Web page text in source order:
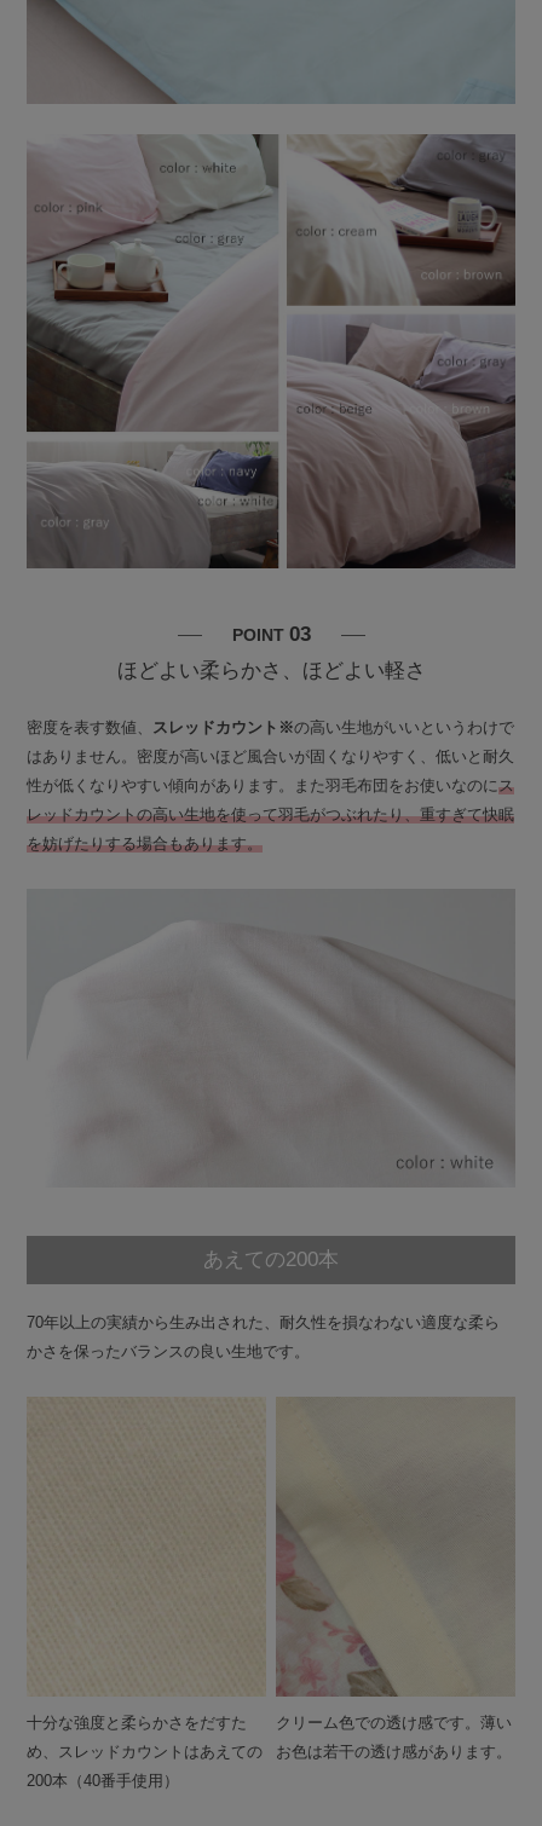
POINT 03
ほどよい柔らかさ、ほどよい軽さ
密度を表す数値、 スレッドカウント※の高い生地がいいというわけで
はありません。密度が高いほど風合いが固くなりやすく、低いと耐久
性が低くなりやすい傾向があります。また羽毛布団をお使いなのにス
レッドカウントの高い生地を使って羽毛がつぶれたり、重すぎて快眠
を妨げたりする場合もあります。
あえての200本
70年以上の実績から生み出された、耐久性を損なわない適度な柔ら
かさを保ったバランスの良い生地です。
十分な強度と柔らかさをだすた
め、スレッドカウントはあえての
200本（40番手使用）
クリーム色での透け感です。薄い
お色は若干の透け感があります。